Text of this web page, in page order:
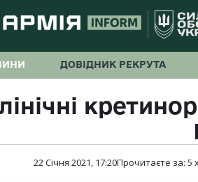
ДОВІДНИК РЕКРУТА
22 Січня 2021, 17:20Прочитаєте за: 5